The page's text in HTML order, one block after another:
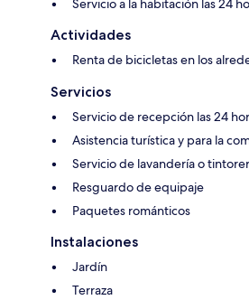
Servicio a la habitación las 24
Actividades
Renta de bicicletas en los
Servicios
Servicio de recepción las 24
Asistencia turística y para la
Servicio de lavandería o
Resguardo de equipaje
Paquetes románticos
Instalaciones
Jardín
Terraza